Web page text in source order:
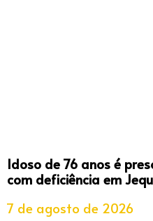
Idoso de 76 anos é
com deficiência em
7 de agosto de 2026